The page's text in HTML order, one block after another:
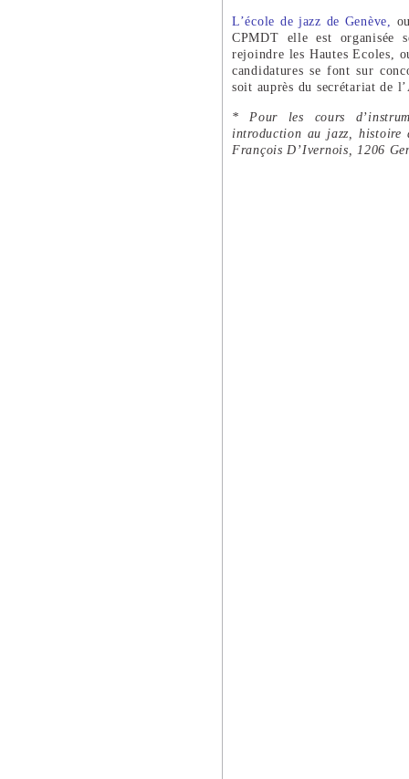
L’école de jazz de Genève,
CPMDT elle est organisée
rejoindre les Hautes Ecoles,
candidatures se font sur
soit auprès du secrétariat de
* Pour les cours
introduction au jazz,
François D’Ivernois, 1206